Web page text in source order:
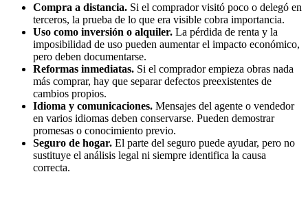
Compra a distancia. Si el comprador visitó poco o delegó en
terceros, la prueba de lo que era visible cobra importancia.
Uso como inversión o alquiler. La pérdida de renta y la
imposibilidad de uso pueden aumentar el impacto económico,
pero deben documentarse.
Reformas inmediatas. Si el comprador empieza obras nada
más comprar, hay que separar defectos preexistentes de
cambios propios.
Idioma y comunicaciones. Mensajes del agente o vendedor
en varios idiomas deben conservarse. Pueden demostrar
promesas o conocimiento previo.
Seguro de hogar. El parte del seguro puede ayudar, pero no
sustituye el análisis legal ni siempre identifica la causa
correcta.